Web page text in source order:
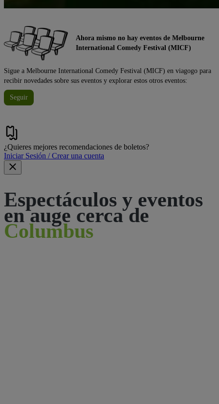
Ahora mismo no hay eventos de Melbourne
International Comedy Festival (MICF)
Sigue a Melbourne International Comedy Festival (MICF) en viagogo para
recibir novedades sobre sus eventos y explorar estos otros eventos:
Seguir
¿Quieres mejores recomendaciones de boletos?
Iniciar Sesión / Crear una cuenta
Espectáculos y eventos
en auge cerca de
Columbus